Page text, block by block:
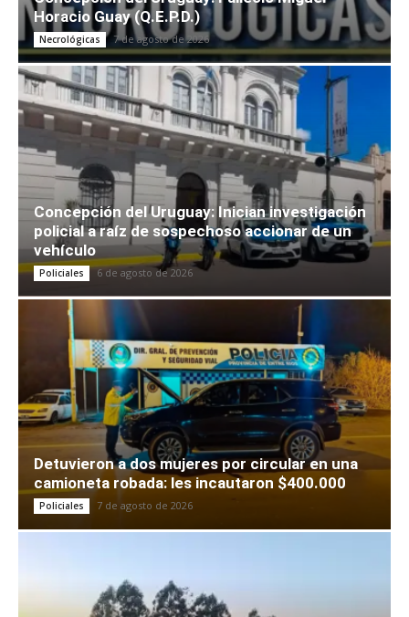
Horacio Guay (Q.E.P.D.)
Necrológicas 7 de agosto de 2026
Concepción del Uruguay: Inician investigación
policial a raíz de sospechoso accionar de un
vehículo
Policiales 6 de agosto de 2026
Detuvieron a dos mujeres por circular en una
camioneta robada: les incautaron $400.000
Policiales 7 de agosto de 2026